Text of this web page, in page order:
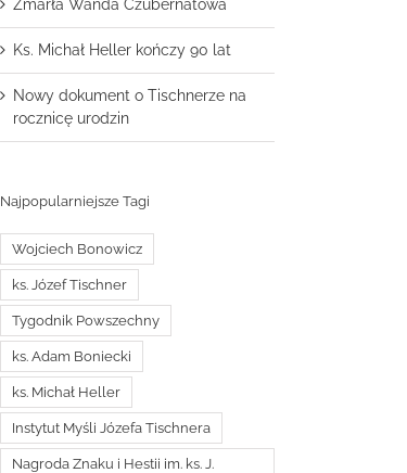
Zmarła Wanda Czubernatowa
Ks. Michał Heller kończy 90 lat
Nowy dokument o Tischnerze na
rocznicę urodzin
Najpopularniejsze Tagi
Wojciech Bonowicz
ks. Józef Tischner
Tygodnik Powszechny
ks. Adam Boniecki
ks. Michał Heller
Instytut Myśli Józefa Tischnera
Nagroda Znaku i Hestii im. ks. J.